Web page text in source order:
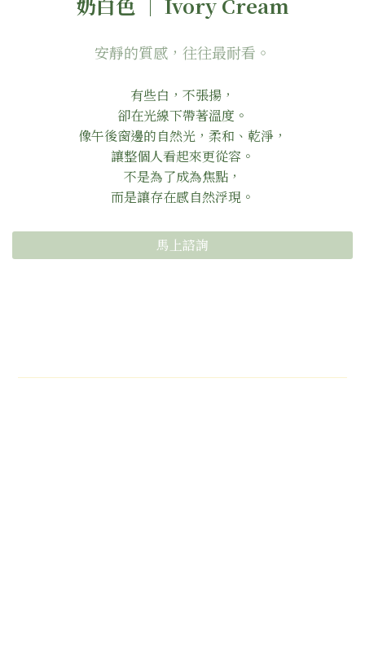
安靜的質感，往往最耐看。
有些白，不張揚，
卻在光線下帶著溫度。
像午後窗邊的自然光，柔和、乾淨，
讓整個人看起來更從容。
不是為了成為焦點，
而是讓存在感自然浮現。
馬上諮詢